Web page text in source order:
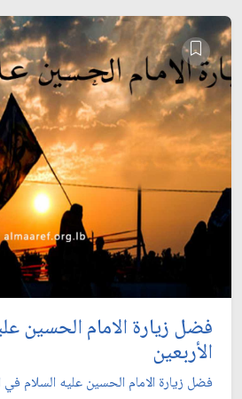
فضل زيارة الامام الحسين
الأربعين
فضل زيارة الامام الحسين عليه السلام في